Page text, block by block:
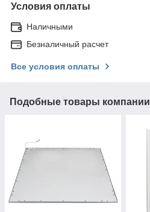
Условия оплаты
Наличными
Безналичный расчет
Все условия оплаты
Подобные товары компании